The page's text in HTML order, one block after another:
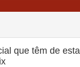
que têm de